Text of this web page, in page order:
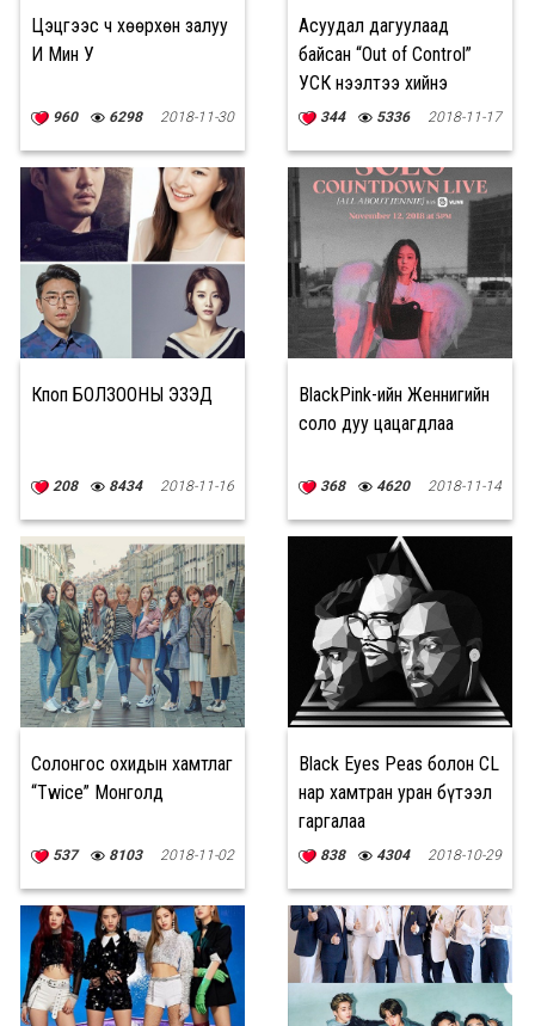
Цэцгээс ч хөөрхөн залуу
И Мин У
960 6298 2018-11-30
Асуудал дагуулаад
байсан “Out of Control”
УСК нээлтээ хийнэ
344 5336 2018-11-17
Кпоп БОЛЗООНЫ ЭЗЭД
208 8434 2018-11-16
BlackPink-ийн Женнигийн
соло дуу цацагдлаа
368 4620 2018-11-14
Солонгос охидын хамтлаг
“Twice” Монголд
537 8103 2018-11-02
Black Eyes Peas болон CL
нар хамтран уран бүтээл
гаргалаа
838 4304 2018-10-29